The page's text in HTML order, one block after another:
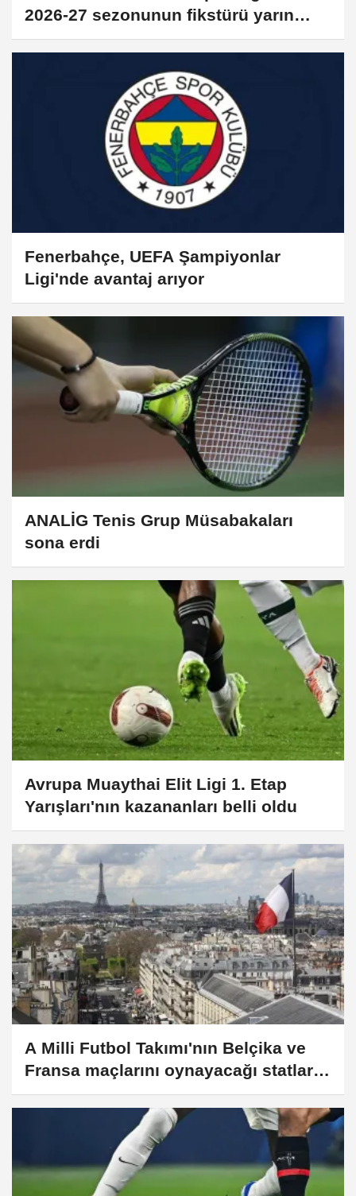
2026-27 sezonunun fikstürü yarın
çekilecek
Fenerbahçe, UEFA Şampiyonlar
Ligi'nde avantaj arıyor
ANALİG Tenis Grup Müsabakaları
sona erdi
Avrupa Muaythai Elit Ligi 1. Etap
Yarışları'nın kazananları belli oldu
A Milli Futbol Takımı'nın Belçika ve
Fransa maçlarını oynayacağı statlar
açıklandı